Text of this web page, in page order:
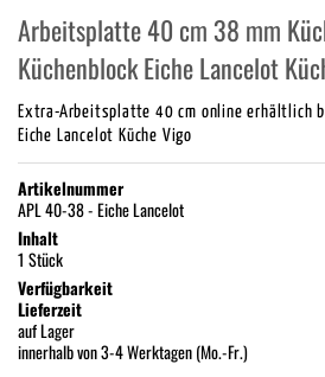
Arbeitsplatte 40 cm 38 mm
Küchenblock Eiche Lancelot
Extra-Arbeitsplatte 40 cm online erhältlich
Eiche Lancelot Küche Vigo
Artikelnummer
APL 40-38 - Eiche Lancelot
Inhalt
1 Stück
Verfügbarkeit
Lieferzeit
auf Lager
innerhalb von 3-4 Werktagen (Mo.-Fr.)